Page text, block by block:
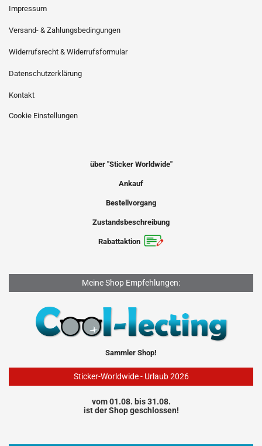
Impressum
Versand- & Zahlungsbedingungen
Widerrufsrecht & Widerrufsformular
Datenschutzerklärung
Kontakt
Cookie Einstellungen
über "Sticker Worldwide"
Ankauf
Bestellvorgang
Zustandsbeschreibung
Rabattaktion
Meine Shop Empfehlungen:
Sammler Shop!
Sticker-Worldwide - Urlaub 2026
vom 01.08. bis 31.08.
ist der Shop geschlossen!